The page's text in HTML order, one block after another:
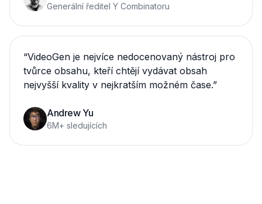
Generální ředitel Y Combinatoru
“VideoGen je nejvíce nedocenovaný nástroj pro
tvůrce obsahu, kteří chtějí vydávat obsah
nejvyšší kvality v nejkratším možném čase.”
Andrew Yu
6M+ sledujících